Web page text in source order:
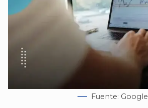
Fuente: Google